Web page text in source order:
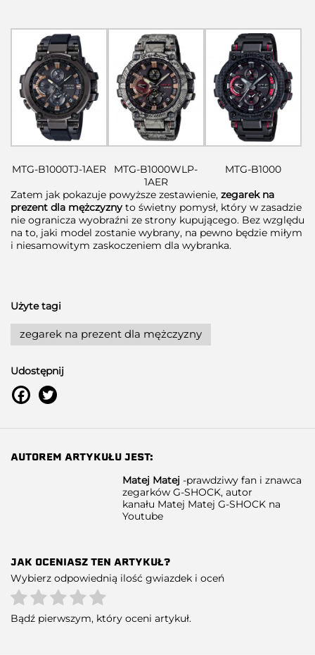
MTG-B1000TJ-1AER
MTG-B1000WLP-
1AER
MTG-B1000
Zatem jak pokazuje powyższe zestawienie, zegarek na
prezent dla mężczyznyto świetny pomysł, który w zasadzie
nie ogranicza wyobraźni ze strony kupującego. Bez względu
na to, jaki model zostanie wybrany, na pewno będzie miłym
i niesamowitym zaskoczeniem dla wybranka.
Użyte tagi
zegarek na prezent dla mężczyzny
Udostępnij
AUTOREM ARTYKUŁU JEST:
Matej Matej-prawdziwy fan i znawca
zegarków G-SHOCK, autor
kanału Matej Matej G-SHOCK na
Youtube
JAK OCENIASZ TEN ARTYKUŁ?
Wybierz odpowiednią ilość gwiazdek i oceń
Bądź pierwszym, który oceni artykuł.